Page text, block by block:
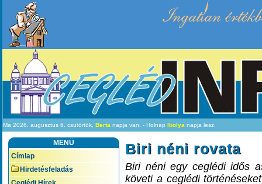
Ingatlan
Ma 2026. augusztus 6. csütörtök, Berta napja van. - Holnap Ibolya napja lesz.
MENÜ
Címlap
Hirdetésfeladás
Biri néni rovata
Biri néni egy ceglédi idős
követi a ceglédi